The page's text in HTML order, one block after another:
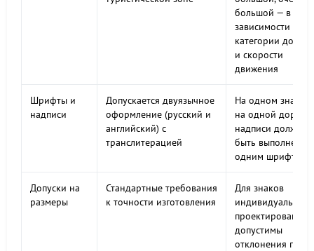
большой — в
зависимости от
категории дороги
и скорости
движения
Шрифты и
надписи
Допускается двуязычное
оформление (русский и
английский) с
транслитерацией
На одном знаке и
на одной дороге
надписи должны
быть выполнены
одним шрифтом
Допуски на
размеры
Стандартные требования
к точности изготовления
Для знаков
индивидуального
проектирования
допустимы
отклонения плюс-